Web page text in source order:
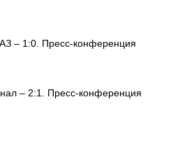
– 1:0. Пресс-конференция
– 2:1. Пресс-конференция